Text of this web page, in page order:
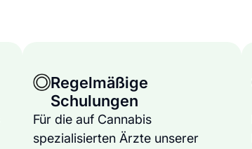
Regelmäßige
Schulungen
Für die auf Cannabis
spezialisierten Ärzte unserer